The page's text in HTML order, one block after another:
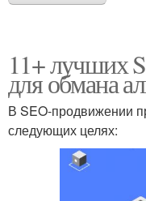
11+ лучших
для обмана
В SEO-продвижении
следующих целях: